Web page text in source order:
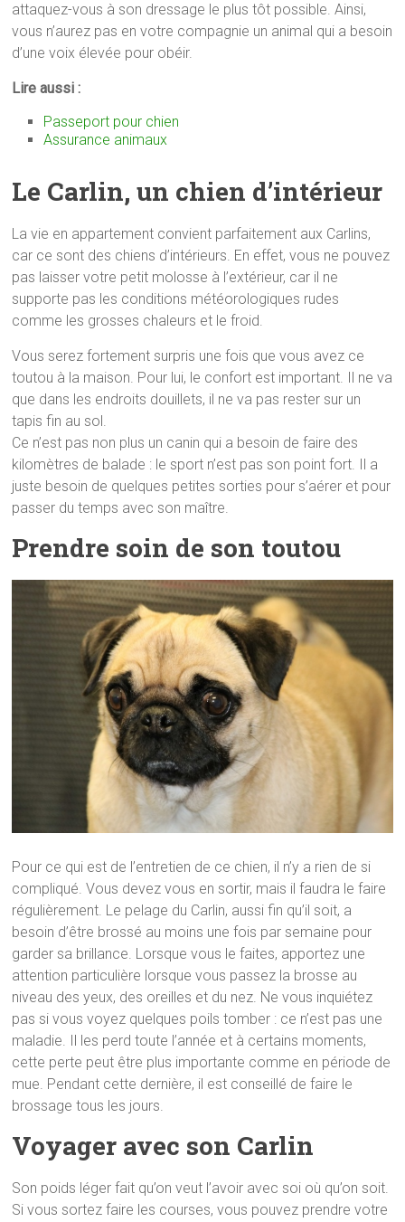
attaquez-vous à son dressage le plus tôt possible. Ainsi,
vous n’aurez pas en votre compagnie un animal qui a besoin
d’une voix élevée pour obéir.
Lire aussi :
Passeport pour chien
Assurance animaux
Le Carlin, un chien d’intérieur
La vie en appartement convient parfaitement aux Carlins,
car ce sont des chiens d’intérieurs. En effet, vous ne pouvez
pas laisser votre petit molosse à l’extérieur, car il ne
supporte pas les conditions météorologiques rudes
comme les grosses chaleurs et le froid.
Vous serez fortement surpris une fois que vous avez ce
toutou à la maison. Pour lui, le confort est important. Il ne va
que dans les endroits douillets, il ne va pas rester sur un
tapis fin au sol.
Ce n’est pas non plus un canin qui a besoin de faire des
kilomètres de balade : le sport n’est pas son point fort. Il a
juste besoin de quelques petites sorties pour s’aérer et pour
passer du temps avec son maître.
Prendre soin de son toutou
Pour ce qui est de l’entretien de ce chien, il n’y a rien de si
compliqué. Vous devez vous en sortir, mais il faudra le faire
régulièrement. Le pelage du Carlin, aussi fin qu’il soit, a
besoin d’être brossé au moins une fois par semaine pour
garder sa brillance. Lorsque vous le faites, apportez une
attention particulière lorsque vous passez la brosse au
niveau des yeux, des oreilles et du nez. Ne vous inquiétez
pas si vous voyez quelques poils tomber : ce n’est pas une
maladie. Il les perd toute l’année et à certains moments,
cette perte peut être plus importante comme en période de
mue. Pendant cette dernière, il est conseillé de faire le
brossage tous les jours.
Voyager avec son Carlin
Son poids léger fait qu’on veut l’avoir avec soi où qu’on soit.
Si vous sortez faire les courses, vous pouvez prendre votre